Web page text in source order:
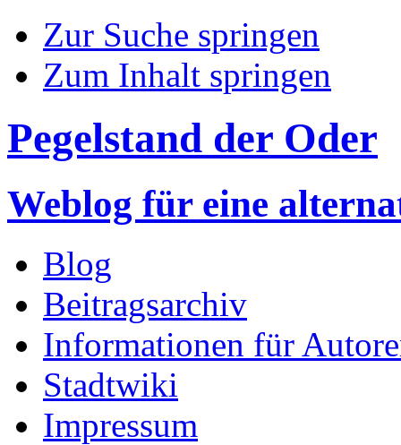
Zur Suche springen
Zum Inhalt springen
Pegelstand der Oder
Weblog für eine
Blog
Beitragsarchiv
Informationen für
Stadtwiki
Impressum